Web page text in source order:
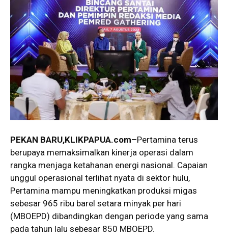
PEKAN BARU,KLIKPAPUA.com–Pertamina terus
berupaya memaksimalkan kinerja operasi dalam
rangka menjaga ketahanan energi nasional. Capaian
unggul operasional terlihat nyata di sektor hulu,
Pertamina mampu meningkatkan produksi migas
sebesar 965 ribu barel setara minyak per hari
(MBOEPD) dibandingkan dengan periode yang sama
pada tahun lalu sebesar 850 MBOEPD.